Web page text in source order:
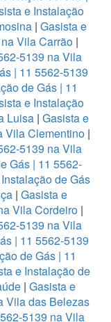
e Instalação
| Gasista e
Vila Carrão |
5139 na Vila
| 11 5562-5139
de Gás | 11
e Instalação
Luisa | Gasista e
Vila Clementino|
5139 na Vila
Gás | 11 5562-
de Gás
| Gasista e
Vila Cordeiro|
5139 na Vila
| 11 5562-5139
de Gás | 11
e Instalação de
| Gasista e
Vila das Belezas
5139 na Vila